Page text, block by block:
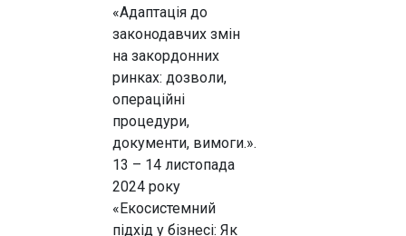
«Адаптація до
законодавчих змін
на закордонних
ринках: дозволи,
операційні
процедури,
документи, вимоги.».
13 – 14 листопада
2024 року
«Екосистемний
підхід у бізнесі: Як